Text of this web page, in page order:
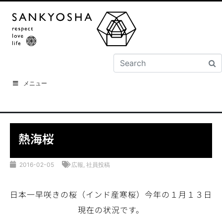
メニュー
熱海桜
2016-02-05 広報, 社員投稿
日本一早咲きの桜（インド産寒桜）今年の１月１３日
現在の状況です。